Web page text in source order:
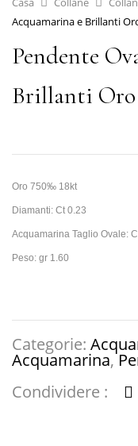
Acquamarina e Brillanti
Pendente
Brillanti Oro
Oro 750‰ 18kt
Diamanti: Ct 0.23
Acquamarina Taglio Ovale:
Peso: gr 1.60
Categorie:
Acquamarina,
Condividere :